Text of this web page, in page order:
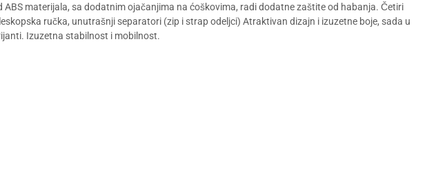
ABS materijala, sa dodatnim ojačanjima na ćoškovima, radi dodatne zaštite od habanja. Četiri
ručka, unutrašnji separatori (zip i strap odeljci) Atraktivan dizajn i izuzetne boje, sada u
Izuzetna stabilnost i mobilnost.